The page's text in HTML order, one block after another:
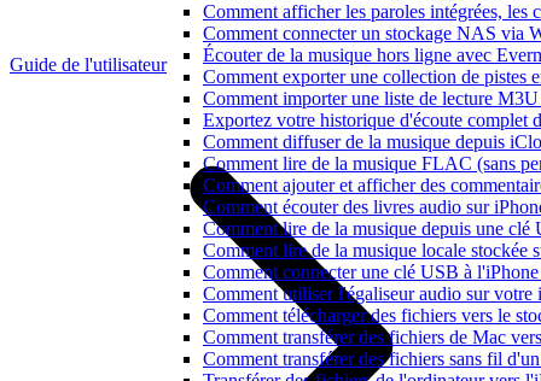
Comment afficher les paroles intégrées,
Comment connecter un stockage NAS via
Écouter de la musique hors ligne avec
Comment exporter une collection de
Comment importer une liste de lecture
Exportez votre historique d'écoute complet
Comment diffuser de la musique depuis
Comment lire de la musique FLAC (sans
Comment ajouter et afficher des
Comment écouter des livres audio sur
Comment lire de la musique depuis une
Comment lire de la musique locale stockée
Comment connecter une clé USB à
Comment utiliser l'égaliseur audio sur
Comment télécharger des fichiers vers le
Comment transférer des fichiers de Mac
Comment transférer des fichiers sans fil
Guide de l'utilisateur